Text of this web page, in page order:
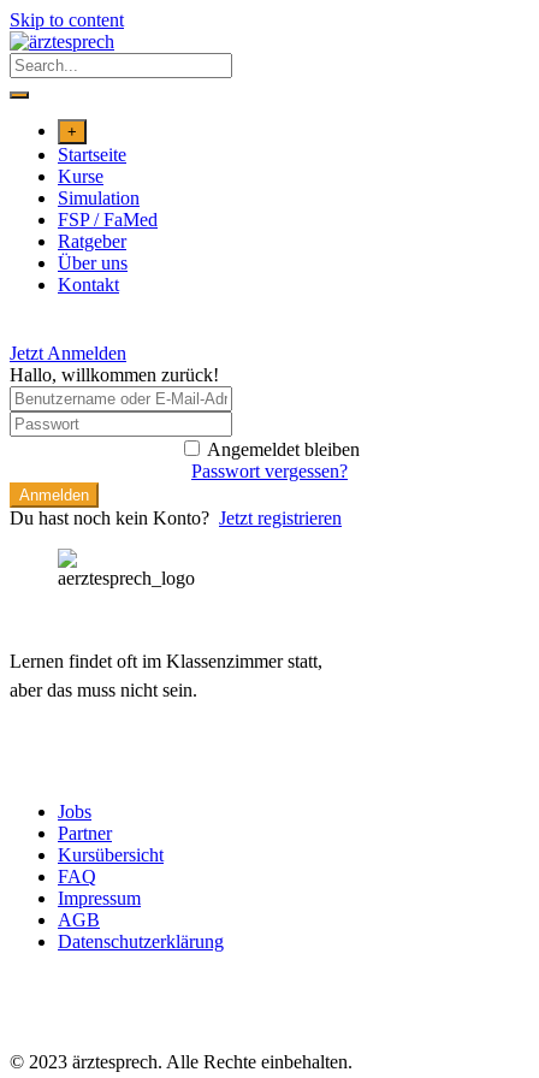
Skip to content
+
Startseite
Kurse
Simulation
FSP / FaMed
Ratgeber
Über uns
Kontakt
Jetzt Anmelden
Hallo, willkommen zurück!
Angemeldet bleiben
Passwort vergessen?
Anmelden
Du hast noch kein Konto? Jetzt registrieren
Lernen findet oft im Klassenzimmer statt,
aber das muss nicht sein.
Jobs
Partner
Kursübersicht
FAQ
Impressum
AGB
Datenschutzerklärung
© 2023 ärztesprech. Alle Rechte einbehalten.